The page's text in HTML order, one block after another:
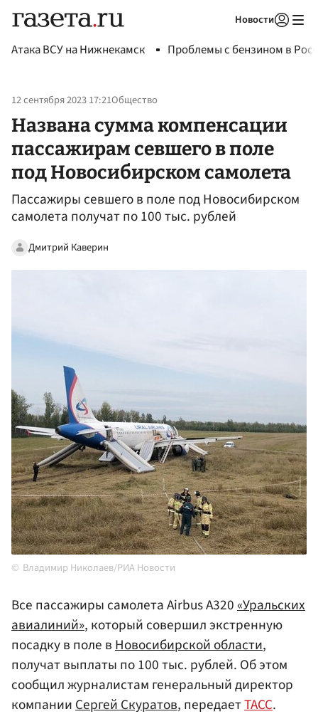
Новости
Атака ВСУ на Нижнекамск Проблемы с бензином в
12 сентября 2023 17:21Общество
Названа сумма компенсации
пассажирам севшего в поле
под Новосибирском самолета
Пассажиры севшего в поле под Новосибирском
самолета получат по 100 тыс. рублей
Дмитрий Каверин
Владимир Николаев/РИА Новости
Все пассажиры самолета Airbus A320«Уральских
авиалиний», который совершил экстренную
посадку в поле вНовосибирской области,
получат выплаты по 100 тыс. рублей. Об этом
сообщил журналистам генеральный директор
компанииСергей Скуратов, передаетТАСС.